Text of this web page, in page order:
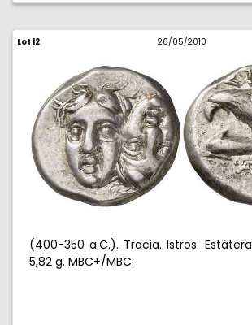
Lot 12 26/05/2010
(400-350 a.C.). Tracia. Istros.
5,82 g. MBC+/MBC.